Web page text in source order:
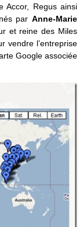
Accor, Regus ainsi
par Anne-Marie
et reine des Miles
vendre l’entreprise
Google associée